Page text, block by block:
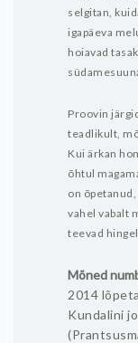
selgitan,
igapäeva
hoiavad
Proovin
teadlikult,
Kui ärkan
õhtul
on
vahel vabalt
teevad
Mõned
2014
Kundalini